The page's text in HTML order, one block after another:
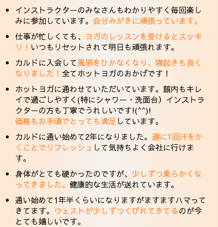
インストラクターのみなさんもわかりやすく毎回楽し
みに参加しています。 自分みがきに頑張っています。
仕事が忙しくても、 ヨガのレッスンを受けるとスッキ
リ！ いつもリセットされて明日も頑張れます。
カルドに入会して風邪をひかなくなり、寝起きも良く
なりました！ 全てホットヨガのおかげです！
ホットヨガに通わせていただいています。館内もキレ
イで過ごしやすく(特にシャワー・洗面台）インストラ
クターの方も丁寧でうれしいです!(^^)!
価格もお手頃でとっても満足 しています。
カルドに通い始めて2年になりました。週に1回汗をか
くことでリフレッシュ して気持ちよく会社に行けま
す。
身体がとても硬かったのですが、少しずつ柔らかくな
ってきました。健康的な生活が送れています。
通い始めて1年半くらいになりますがますますハマって
きてます。 ウェストが少しずつくびれてきてるのが今
とても嬉しいです。